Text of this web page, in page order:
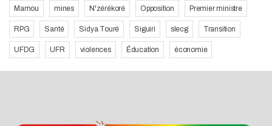
Mamou mines N'zérékoré Opposition Premier ministre
RPG Santé Sidya Touré Siguiri slecg Transition
UFDG UFR violences Éducation économie